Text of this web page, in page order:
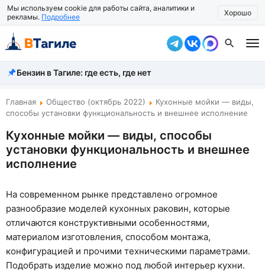
Мы используем cookie для работы сайта, аналитики и
рекламы. Подробнее Хорошо
Все новости
Происшествия
Власть
Жизнь
Экономика
Общество
Рассказать новость
Бензин в Тагиле: где есть, где нет
Главная Общество (октябрь 2022)
Кухонные мойки — виды,
способы установки функциональность и внешнее исполнение
Кухонные мойки — виды, способы
установки функциональность и внешнее
исполнение
На современном рынке представлено огромное
разнообразие моделей кухонных раковин, которые
отличаются конструктивными особенностями,
материалом изготовления, способом монтажа,
конфигурацией и прочими техническими параметрами.
Подобрать изделие можно под любой интерьер кухни.